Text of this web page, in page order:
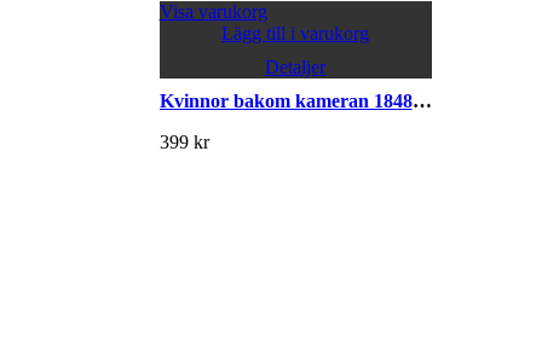
Visa varukorg
Lägg till i varukorg
Detaljer
Kvinnor bakom kameran 1848–1968
399 kr